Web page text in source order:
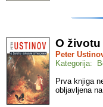
O
Peter
Kategorija:
Prva knjiga
obljavljena